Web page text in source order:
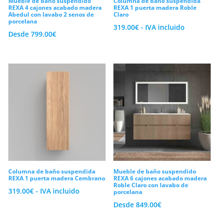
Sin embargo, la estética debe ir siempre
acompañada de una versatilidad técnica
que se adapte al estilo de lavamanos que
de esto, nuestras series de
baño
modulares permiten combinar los
cajones tanto con elegantes lavabos
sobre encimera como con prácticos senos
cerámicos integrados. Así pues, ganarás
una libertad absoluta para personalizar tu
hogar, creando un ambiente armónico,
relajante y verdaderamente único.
Capacidad de almacenaje, herrajes
ocultos y resistencia a la humedad
REXA 4 cajones acabado madera
Abedul con lavabo 2 senos de
porcelana
Desde 799.00€
REXA 1 puerta madera Roble
Claro
319.00€ - IVA incluido
Columna de baño suspendida
REXA 1 puerta madera Cembrano
319.00€ - IVA incluido
Mueble de baño suspendido
REXA 6 cajones acabado madera
Roble Claro con lavabo de
porcelana
Desde849.00€